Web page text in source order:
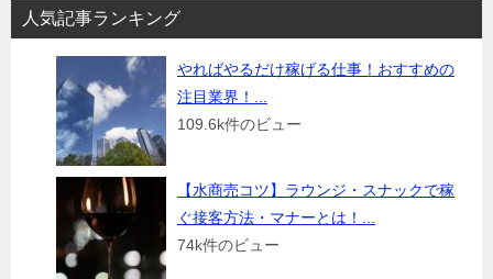
人気記事ランキング
やればやるだけ稼げる仕事！おすすめの
注目業界！...
109.6k件のビュー
【水商売コツ】ラウンジ・スナックで稼
ぐ接客方法・マナーとは！...
74k件のビュー